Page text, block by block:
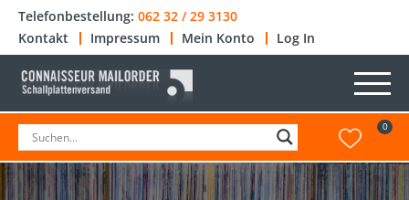
Telefonbestellung: 062 32 / 29 3130
Kontakt
Impressum Mein Konto Log In
0